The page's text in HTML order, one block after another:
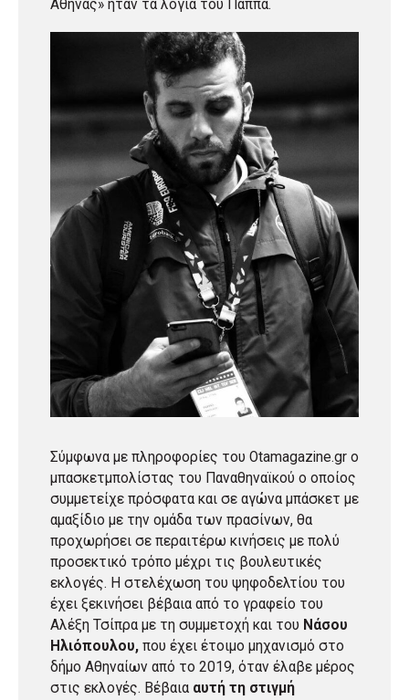
Αθήνας» ήταν τα λόγια του Παππά.
Σύμφωνα με πληροφορίες του Otamagazine.gr ο
μπασκετμπολίστας του Παναθηναϊκού ο οποίος
συμμετείχε πρόσφατα και σε αγώνα μπάσκετ με
αμαξίδιο με την ομάδα των πρασίνων, θα
προχωρήσει σε περαιτέρω κινήσεις με πολύ
προσεκτικό τρόπο μέχρι τις βουλευτικές
εκλογές. Η στελέχωση του ψηφοδελτίου του
έχει ξεκινήσει βέβαια από το γραφείο του
Αλέξη Τσίπρα με τη συμμετοχή και του Νάσου
Ηλιόπουλου, που έχει έτοιμο μηχανισμό στο
δήμο Αθηναίων από το 2019, όταν έλαβε μέρος
στις εκλογές. Βέβαια αυτή τη στιγμή